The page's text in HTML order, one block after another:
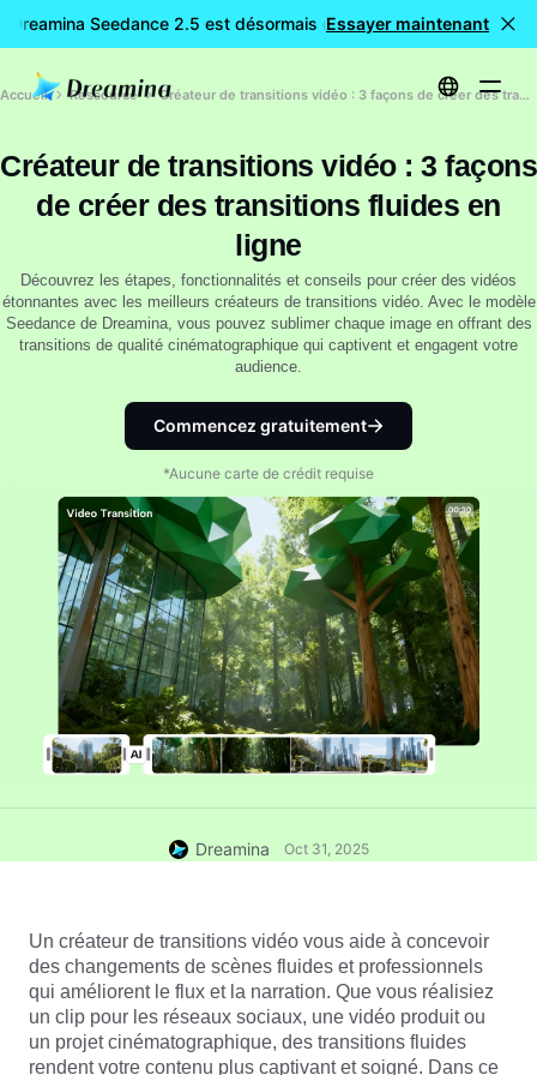
Seedance 2.5 est désormais disponible 🎉
Essayer maintenant
Accueil Ressource Créateur de transitions vidéo : 3 façons de créer des transitions fluides en ligne
Créateur de transitions vidéo : 3 façons
de créer des transitions fluides en
ligne
Découvrez les étapes, fonctionnalités et conseils pour créer des vidéos
étonnantes avec les meilleurs créateurs de transitions vidéo. Avec le modèle
Seedance de Dreamina, vous pouvez sublimer chaque image en offrant des
transitions de qualité cinématographique qui captivent et engagent votre
audience.
Commencez gratuitement
*Aucune carte de crédit requise
Dreamina Oct 31, 2025
Un créateur de transitions vidéo vous aide à concevoir
des changements de scènes fluides et professionnels
qui améliorent le flux et la narration. Que vous réalisiez
un clip pour les réseaux sociaux, une vidéo produit ou
un projet cinématographique, des transitions fluides
rendent votre contenu plus captivant et soigné. Dans ce